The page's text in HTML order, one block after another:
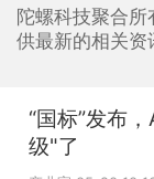
陀螺科技聚合
供最新的相关资
“国标”发布
级"了